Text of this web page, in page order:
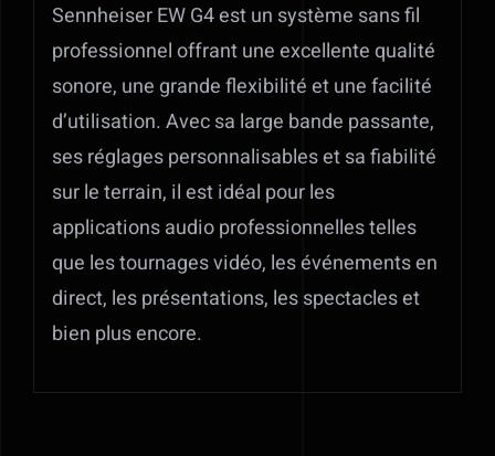
Sennheiser EW G4 est un système sans fil
professionnel offrant une excellente qualité
sonore, une grande flexibilité et une facilité
d’utilisation. Avec sa large bande passante,
ses réglages personnalisables et sa fiabilité
sur le terrain, il est idéal pour les
applications audio professionnelles telles
que les tournages vidéo, les événements en
direct, les présentations, les spectacles et
bien plus encore.